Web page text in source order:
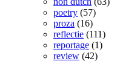
poetry (57)
proza (16)
reflectie (111)
reportage (1)
review (42)